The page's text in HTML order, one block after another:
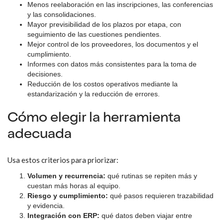
Menos reelaboración en las inscripciones, las conferencias
y las consolidaciones.
Mayor previsibilidad de los plazos por etapa, con
seguimiento de las cuestiones pendientes.
Mejor control de los proveedores, los documentos y el
cumplimiento.
Informes con datos más consistentes para la toma de
decisiones.
Reducción de los costos operativos mediante la
estandarización y la reducción de errores.
Cómo elegir la herramienta
adecuada
Usa estos criterios para priorizar:
Volumen y recurrencia: qué rutinas se repiten más y
cuestan más horas al equipo.
Riesgo y cumplimiento: qué pasos requieren trazabilidad
y evidencia.
Integración con ERP: qué datos deben viajar entre